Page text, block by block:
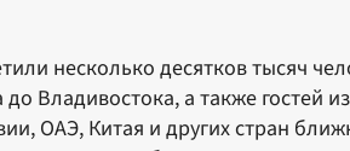
несколько десятков тысяч
до Владивостока, а также
ОАЭ, Китая и других стран